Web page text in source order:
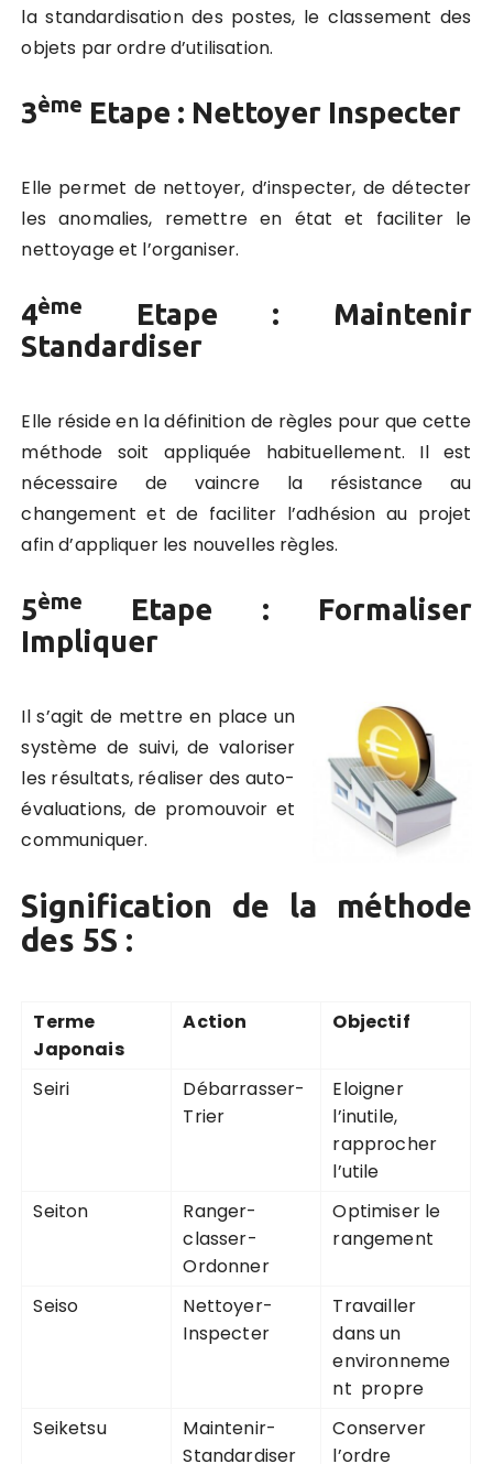
la standardisation des postes, le classement des
objets par ordre d’utilisation.
3ème Etape : Nettoyer Inspecter
Elle permet de nettoyer, d’inspecter, de détecter
les anomalies, remettre en état et faciliter le
nettoyage et l’organiser.
4ème
Etape : Maintenir
Standardiser
Elle réside en la définition de règles pour que cette
méthode soit appliquée habituellement. Il est
nécessaire de vaincre la résistance au
changement et de faciliter l’adhésion au projet
afin d’appliquer les nouvelles règles.
5ème
Etape : Formaliser
Impliquer
Il s’agit de mettre en place un
système de suivi, de valoriser
les résultats, réaliser des auto-
évaluations, de promouvoir et
communiquer.
Signification de la méthode
des 5S :
Terme
Japonais
Action Objectif
Seiri
Débarrasser-
Trier
Eloigner
l’inutile,
rapprocher
l’utile
Seiton
Ranger-
classer-
Ordonner
Optimiser le
rangement
Seiso
Nettoyer-
Inspecter
Travailler
dans un
environneme
nt propre
Seiketsu
Maintenir-
Standardiser
Conserver
l’ordre